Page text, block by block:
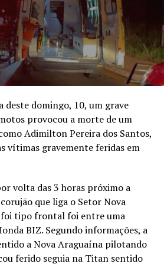
deste domingo, 10, um grave
provocou a morte de um
Adimilton Pereira dos Santos,
vítimas gravemente feridas em
volta das 3 horas próximo a
que liga o Setor Nova
foi tipo frontal foi entre uma
BIZ. Segundo informações, a
a Nova Araguaína pilotando
ferido seguia na Titan sentido